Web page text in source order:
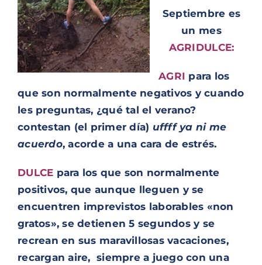
Septiembre es
un mes
AGRIDULCE:
AGRI para los
que son normalmente negativos y cuando
les preguntas, ¿qué tal el verano?
contestan (el primer día) uffff ya ni me
acuerdo, acorde a una cara de estrés.
DULCE para los que son normalmente
positivos, que aunque lleguen y se
encuentren imprevistos laborables «non
gratos», se detienen 5 segundos y se
recrean en sus maravillosas vacaciones,
recargan aire, siempre a juego con una